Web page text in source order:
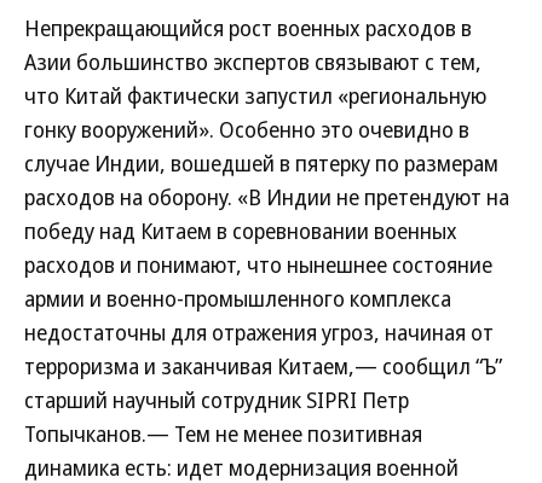
Непрекращающийся рост военных расходов в
Азии большинство экспертов связывают с тем,
что Китай фактически запустил «региональную
гонку вооружений». Особенно это очевидно в
случае Индии, вошедшей в пятерку по размерам
расходов на оборону. «В Индии не претендуют на
победу над Китаем в соревновании военных
расходов и понимают, что нынешнее состояние
армии и военно-промышленного комплекса
недостаточны для отражения угроз, начиная от
терроризма и заканчивая Китаем,— сообщил “Ъ”
старший научный сотрудник SIPRI Петр
Топычканов.— Тем не менее позитивная
динамика есть: идет модернизация военной